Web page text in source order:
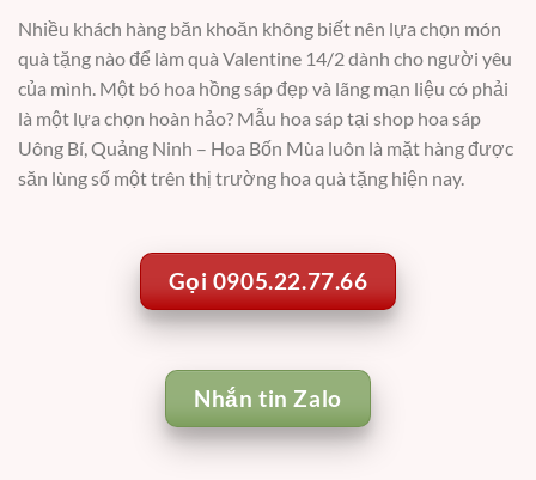
Nhiều khách hàng băn khoăn không biết nên lựa chọn món
quà tặng nào để làm quà Valentine 14/2 dành cho người yêu
của mình. Một bó hoa hồng sáp đẹp và lãng mạn liệu có phải
là một lựa chọn hoàn hảo? Mẫu hoa sáp tại shop hoa sáp
Uông Bí, Quảng Ninh – Hoa Bốn Mùa luôn là mặt hàng được
săn lùng số một trên thị trường hoa quà tặng hiện nay.
Gọi 0905.22.77.66
Nhắn tin Zalo